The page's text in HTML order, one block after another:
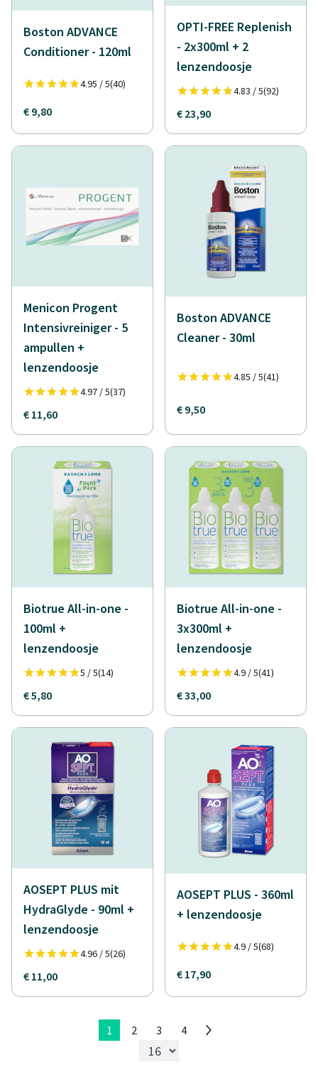
Boston ADVANCE
Conditioner - 120ml
4.95 / 5(40)
€ 9,80
OPTI-FREE Replenish
- 2x300ml + 2
lenzendoosje
4.83 / 5(92)
€ 23,90
Menicon Progent
Intensivreiniger - 5
ampullen +
lenzendoosje
4.97 / 5(37)
€ 11,60
Boston ADVANCE
Cleaner - 30ml
4.85 / 5(41)
€ 9,50
Biotrue All-in-one -
100ml +
lenzendoosje
5 / 5(14)
€ 5,80
Biotrue All-in-one -
3x300ml +
lenzendoosje
4.9 / 5(41)
€ 33,00
AOSEPT PLUS mit
HydraGlyde - 90ml +
lenzendoosje
4.96 / 5(26)
€ 11,00
AOSEPT PLUS - 360ml
+ lenzendoosje
4.9 / 5(68)
€ 17,90
1 2 3 4